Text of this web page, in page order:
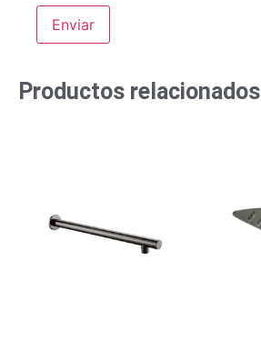
Productos relacionados